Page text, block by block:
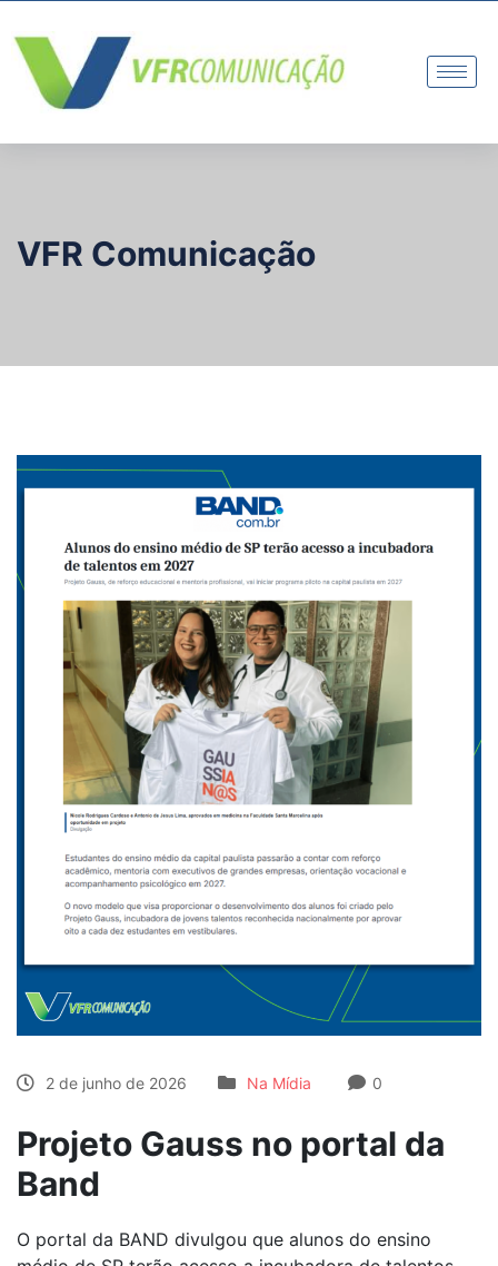
VFR Comunicação
2 de junho de 2026 Na Mídia 0
Projeto Gauss no portal da
Band
O portal da BAND divulgou que alunos do ensino